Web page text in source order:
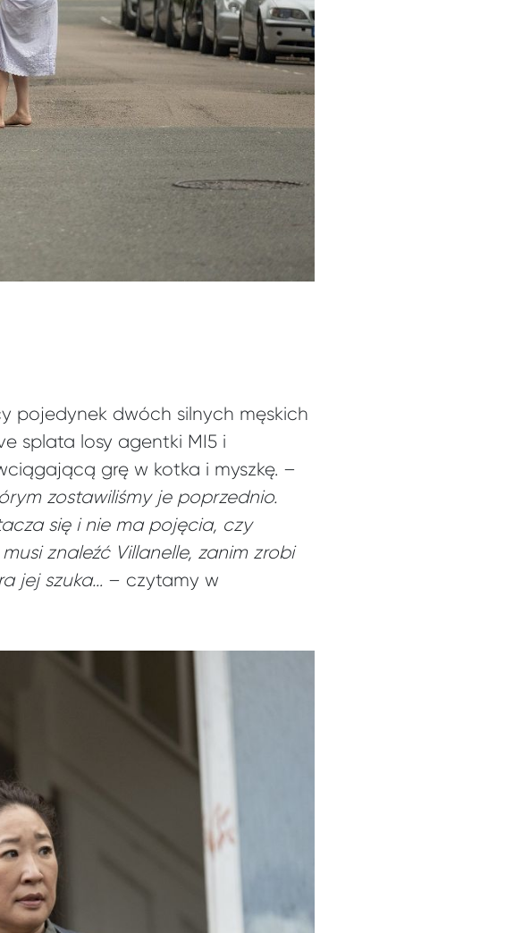
pojedynek dwóch silnych męskich
splata losy agentki MI5 i
grę w kotka i myszkę. –
zostawiliśmy je poprzednio.
się i nie ma pojęcia, czy
znaleźć Villanelle, zanim zrobi
jej szuka… – czytamy w